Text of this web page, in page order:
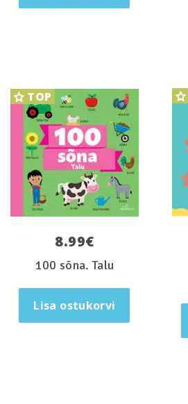
TOP
8.99€
100 sõna. Talu
Lisa ostukorvi